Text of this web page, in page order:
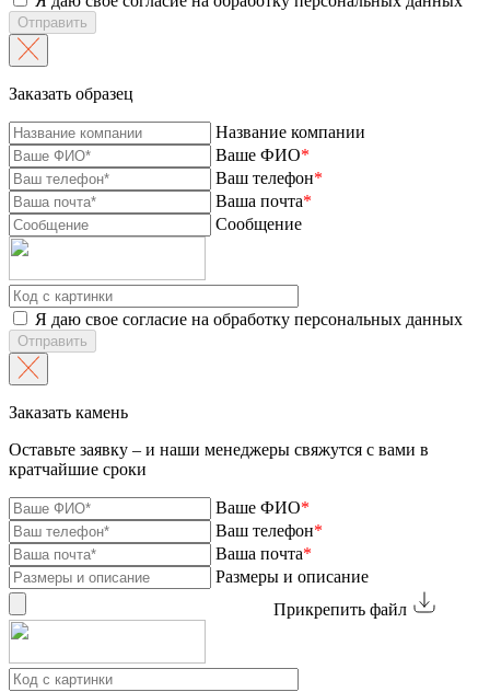
Отправить
Заказать образец
Название компании
Ваше ФИО*
Ваш телефон*
Ваша почта*
Сообщение
Я даю свое согласие на обработку персональных данных
Отправить
Заказать камень
Оставьте заявку – и наши менеджеры свяжутся с вами в
кратчайшие сроки
Ваше ФИО*
Ваш телефон*
Ваша почта*
Размеры и описание
Прикрепить файл